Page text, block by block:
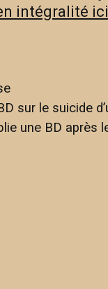
intégralité ici
sur le suicide
une BD après